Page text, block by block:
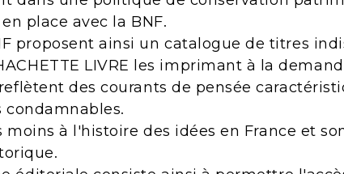
place avec la BNF.
proposent ainsi un catalogue de titres
LIVRE les imprimant à la
des courants de pensée
à l'histoire des idées en France et